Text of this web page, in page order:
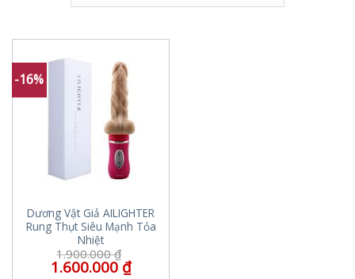
-16%
Dương Vật Giả AILIGHTER
Rung Thụt Siêu Mạnh Tỏa
Nhiệt
1.900.000₫
1.600.000₫